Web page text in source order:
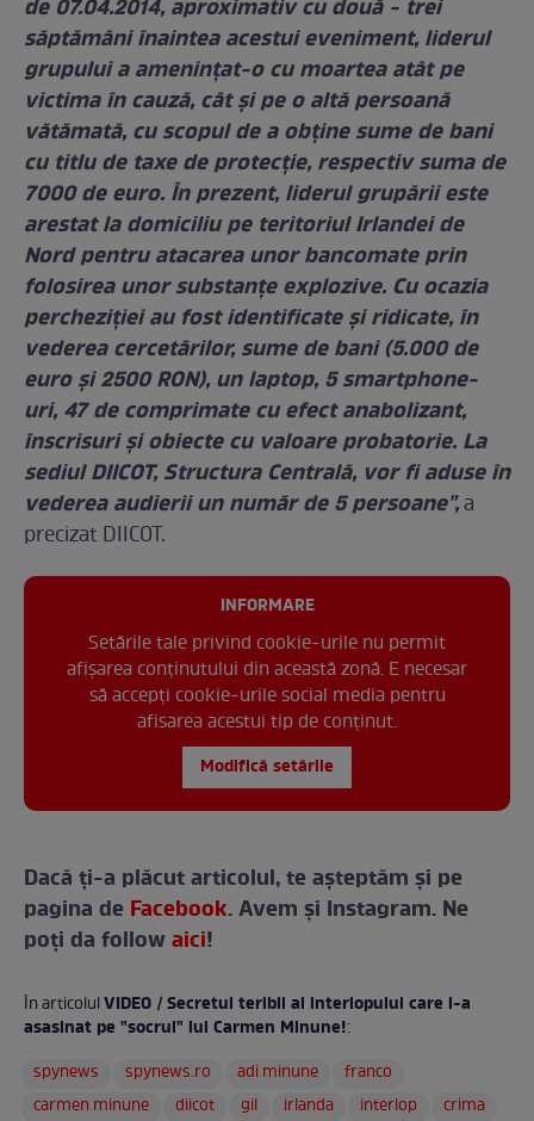
de 07.04.2014, aproximativ cu două - trei
săptămâni înaintea acestui eveniment, liderul
grupului a ameninţat-o cu moartea atât pe
victima în cauză, cât și pe o altă persoană
vătămată, cu scopul de a obţine sume de bani
cu titlu de taxe de protecție, respectiv suma de
7000 de euro. În prezent, liderul grupării este
arestat la domiciliu pe teritoriul Irlandei de
Nord pentru atacarea unor bancomate prin
folosirea unor substanțe explozive. Cu ocazia
percheziției au fost identificate și ridicate, în
vederea cercetărilor, sume de bani (5.000 de
euro şi 2500 RON), un laptop, 5 smartphone-
uri, 47 de comprimate cu efect anabolizant,
înscrisuri și obiecte cu valoare probatorie. La
sediul DIICOT, Structura Centrală, vor fi aduse în
vederea audierii un număr de 5 persoane",a
precizat DIICOT.
INFORMARE
Setările tale privind cookie-urile nu permit
afișarea conținutului din această zonă. E necesar
să accepți cookie-urile social media pentru
afisarea acestui tip de conținut.
Modifică setările
Dacă ți-a plăcut articolul, te așteptăm și pe
pagina de Facebook. Avem și Instagram. Ne
poți da follow aici!
În articolulVIDEO / Secretul teribil al interlopului care l-a
asasinat pe "socrul" lui Carmen Minune!:
spynews
spynews.ro adi minune
franco
carmen minune
diicot gil irlanda interlop crima